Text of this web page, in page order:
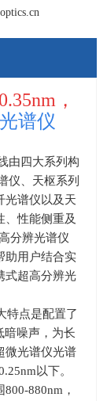
，
谱仪
由四大系列构
仪、天枢系列
光谱仪以及天
、性能侧重及
分辨光谱仪
助用户结合实
式超高分辨光
特点是配置了
暗噪声，为长
微光谱仪光谱
以下。
800-880nm ，